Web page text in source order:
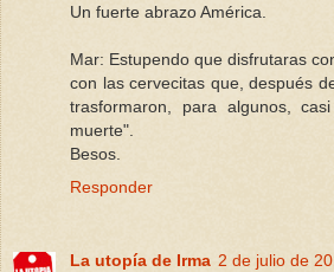
Un fuerte abrazo América.
Mar: Estupendo que disfrutaras
con las cervecitas que, después
trasformaron, para algunos,
muerte".
Besos.
Responder
La utopía de Irma 2 de julio de